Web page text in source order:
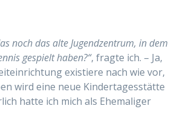
noch das alte Jugendzentrum, in dem
gespielt haben?“, fragte ich. – Ja,
existiere nach wie vor,
wird eine neue Kindertagesstätte
hatte ich mich als Ehemaliger